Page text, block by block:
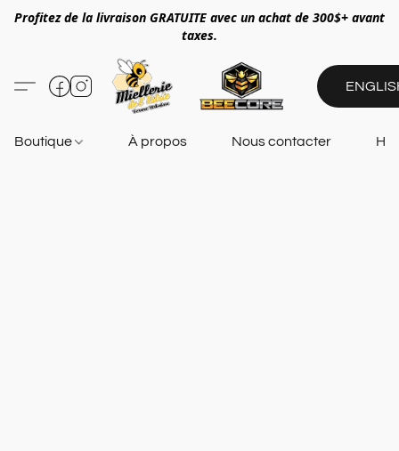
Profitez de la livraison GRATUITE avec un achat de 300$+ avant
taxes.
Boutique À propos Nous contacter